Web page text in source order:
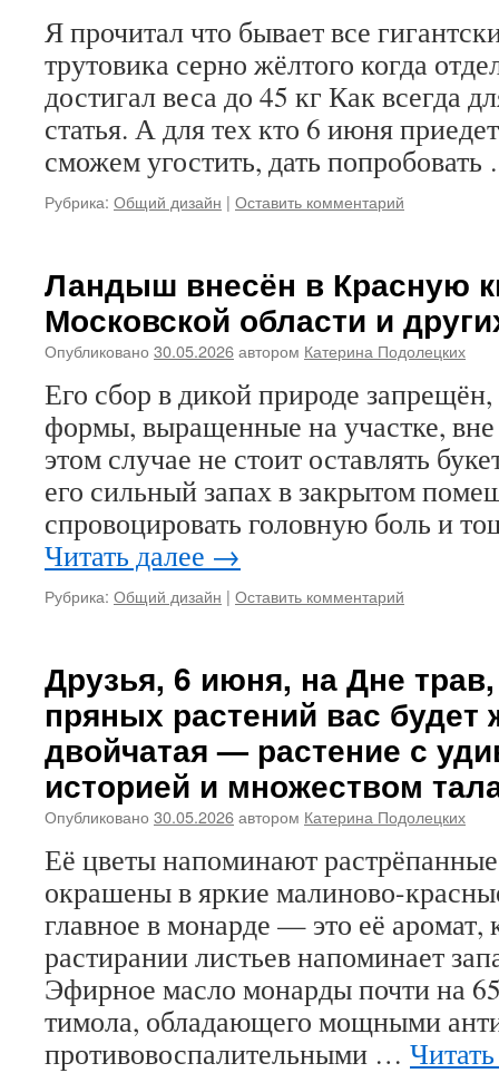
Я прочитал что бывает все
трутовика серно жёлтого когда
достигал веса до 45 кг Как всегда
статья. А для тех кто 6 июня
сможем угостить, дать
Рубрика: Общий дизайн | Оставить комментарий
Ландыш внесён в Красную
Московской области и
Опубликовано 30.05.2026автором Катерина Подолецких
Его сбор в дикой природе
формы, выращенные на участке,
этом случае не стоит оставлять
его сильный запах в закрытом
спровоцировать головную боль и
Читать далее →
Рубрика: Общий дизайн | Оставить комментарий
Друзья, 6 июня, на Дне
пряных растений вас будет
двойчатая — растение с
историей и множеством
Опубликовано 30.05.2026автором Катерина Подолецких
Её цветы напоминают
окрашены в яркие малиново-
главное в монарде — это её аромат,
растирании листьев напоминает
Эфирное масло монарды почти на
тимола, обладающего мощными
противовоспалительными …